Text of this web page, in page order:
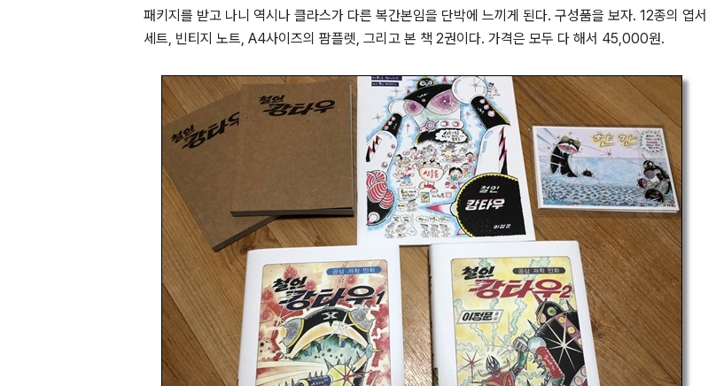
패키지를 받고 나니 역시나 클라스가 다른 복간본임을 단박에 느끼게 된다. 구성품을 보자. 12종의 엽서
세트, 빈티지 노트, A4사이즈의 팜플렛, 그리고 본 책 2권이다. 가격은 모두 다 해서 45,000원.